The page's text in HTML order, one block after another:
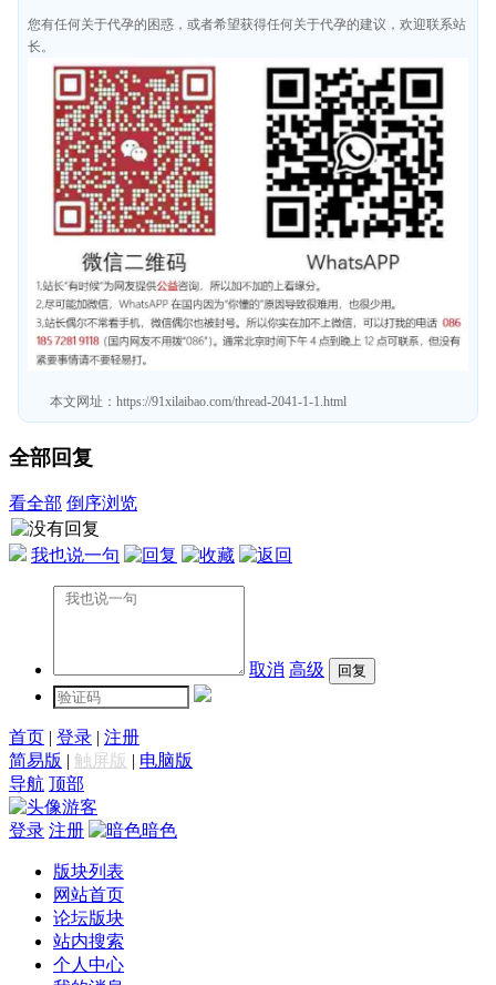
您有任何关于代孕的困惑，或者希望获得任何关于代孕的建议，欢迎联系站
长。
本文网址： https://91xilaibao.com/thread-2041-1-1.html
全部回复
看全部 倒序浏览
我也说一句
取消 高级
首页 | 登录 | 注册
简易版 | 触屏版 | 电脑版
导航 顶部
游客
登录 注册 暗色
版块列表
网站首页
论坛版块
站内搜索
个人中心